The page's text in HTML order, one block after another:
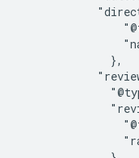
              },